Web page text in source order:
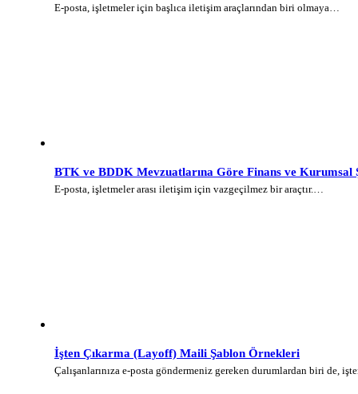
E-posta, işletmeler için başlıca iletişim araçlarından biri olmaya…
BTK ve BDDK Mevzuatlarına Göre Finans ve
E-posta, işletmeler arası iletişim için vazgeçilmez bir araçtır.…
İşten Çıkarma (Layoff) Maili Şablon Örnekleri
Çalışanlarınıza e-posta göndermeniz gereken durumlardan biri de,